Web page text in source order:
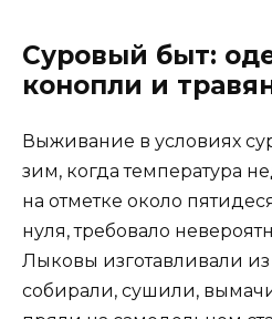
Суровый быт:
конопли и
Выживание в условиях
зим, когда температура
на отметке около
нуля, требовало
Лыковы изготавливали
собирали, сушили,